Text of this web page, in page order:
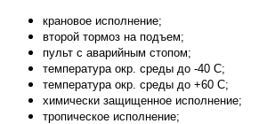
крановое исполнение;
второй тормоз на подъем;
пульт с аварийным стопом;
температура окр. среды до -40 С;
температура окр. среды до +60 С;
химически защищенное исполнение;
тропическое исполнение;